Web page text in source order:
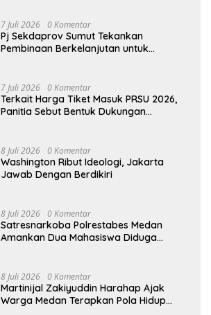
7 Juli 2026 0 Komentar
Pj Sekdaprov Sumut Tekankan
Pembinaan Berkelanjutan untuk
7 Juli 2026 0 Komentar
Terkait Harga Tiket Masuk PRSU 2026,
Panitia Sebut Bentuk Dukungan
8 Juli 2026 0 Komentar
Washington Ribut Ideologi, Jakarta
Jawab Dengan Berdikiri
8 Juli 2026 0 Komentar
Satresnarkoba Polrestabes Medan
Amankan Dua Mahasiswa Diduga
8 Juli 2026 0 Komentar
Martinijal Zakiyuddin Harahap Ajak
Warga Medan Terapkan Pola Hidup